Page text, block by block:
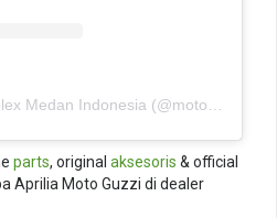
A post shared by Motoplex Medan Indonesia (@motoplexindo)
parts, original aksesoris & official
Aprilia Moto Guzzi di dealer